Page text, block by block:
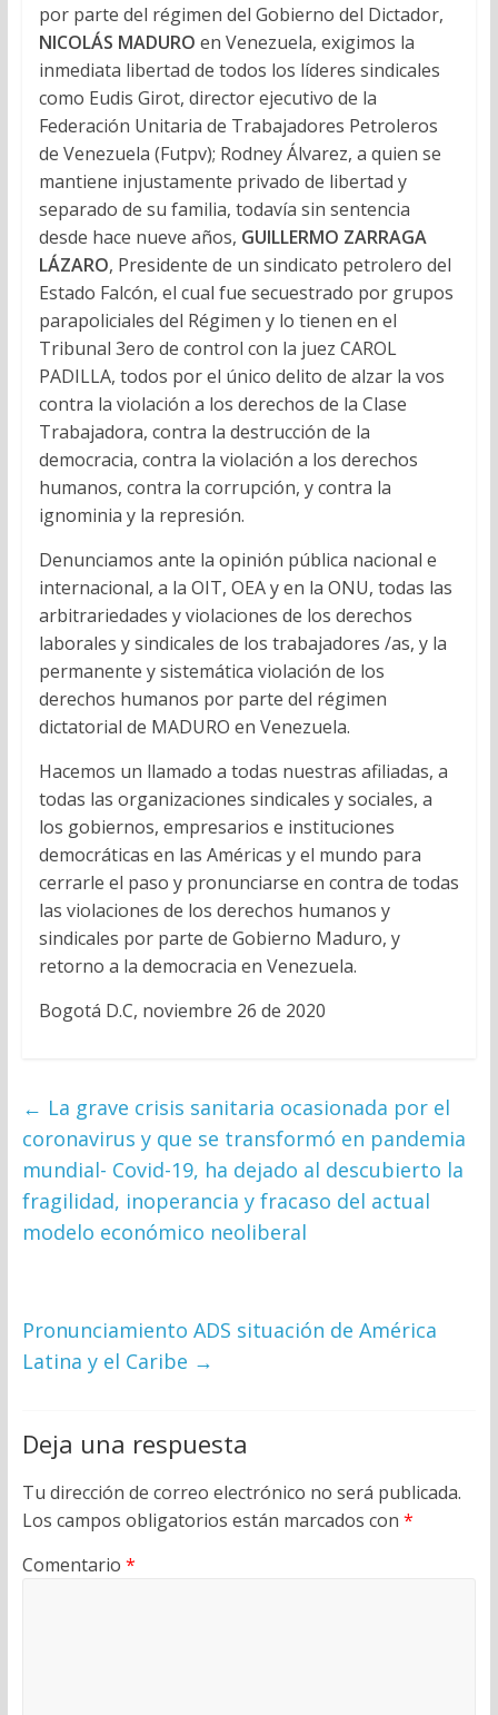
por parte del régimen del Gobierno del Dictador,
NICOLÁS MADURO en Venezuela, exigimos la
inmediata libertad de todos los líderes sindicales
como Eudis Girot, director ejecutivo de la
Federación Unitaria de Trabajadores Petroleros
de Venezuela (Futpv); Rodney Álvarez, a quien se
mantiene injustamente privado de libertad y
separado de su familia, todavía sin sentencia
desde hace nueve años, GUILLERMO ZARRAGA
LÁZARO, Presidente de un sindicato petrolero del
Estado Falcón, el cual fue secuestrado por grupos
parapoliciales del Régimen y lo tienen en el
Tribunal 3ero de control con la juez CAROL
PADILLA, todos por el único delito de alzar la vos
contra la violación a los derechos de la Clase
Trabajadora, contra la destrucción de la
democracia, contra la violación a los derechos
humanos, contra la corrupción, y contra la
ignominia y la represión.
Denunciamos ante la opinión pública nacional e
internacional, a la OIT, OEA y en la ONU, todas las
arbitrariedades y violaciones de los derechos
laborales y sindicales de los trabajadores /as, y la
permanente y sistemática violación de los
derechos humanos por parte del régimen
dictatorial de MADURO en Venezuela.
Hacemos un llamado a todas nuestras afiliadas, a
todas las organizaciones sindicales y sociales, a
los gobiernos, empresarios e instituciones
democráticas en las Américas y el mundo para
cerrarle el paso y pronunciarse en contra de todas
las violaciones de los derechos humanos y
sindicales por parte de Gobierno Maduro, y
retorno a la democracia en Venezuela.
Bogotá D.C, noviembre 26 de 2020
← La grave crisis sanitaria ocasionada por el
coronavirus y que se transformó en pandemia
mundial- Covid-19, ha dejado al descubierto la
fragilidad, inoperancia y fracaso del actual
modelo económico neoliberal
Pronunciamiento ADS situación de América
Latina y el Caribe →
Deja una respuesta
Tu dirección de correo electrónico no será publicada.
Los campos obligatorios están marcados con *
Comentario *